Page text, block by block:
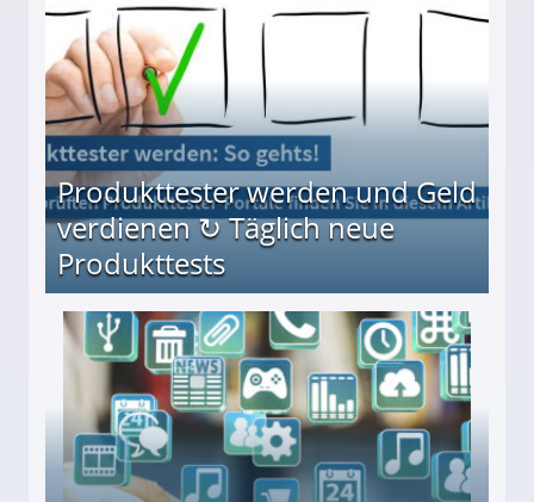
Produkttester werden und Geld
verdienen ↻ Täglich neue
Produkttests
↻ Täglich neue Produkttests